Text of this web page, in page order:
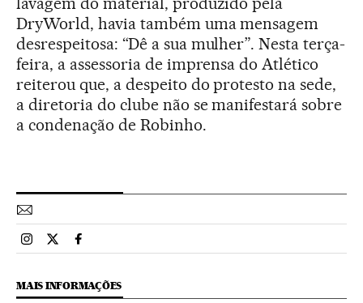
DryWorld, havia também uma mensagem
desrespeitosa: “Dê a sua mulher”. Nesta terça-
feira, a assessoria de imprensa do Atlético
reiterou que, a despeito do protesto na sede,
a diretoria do clube não se manifestará sobre
a condenação de Robinho.
Esportes El País Brasil en Instagram
Esportes El País Brasil en Twitter
Esportes El País Brasil en Facebook
MAIS INFORMAÇÕES